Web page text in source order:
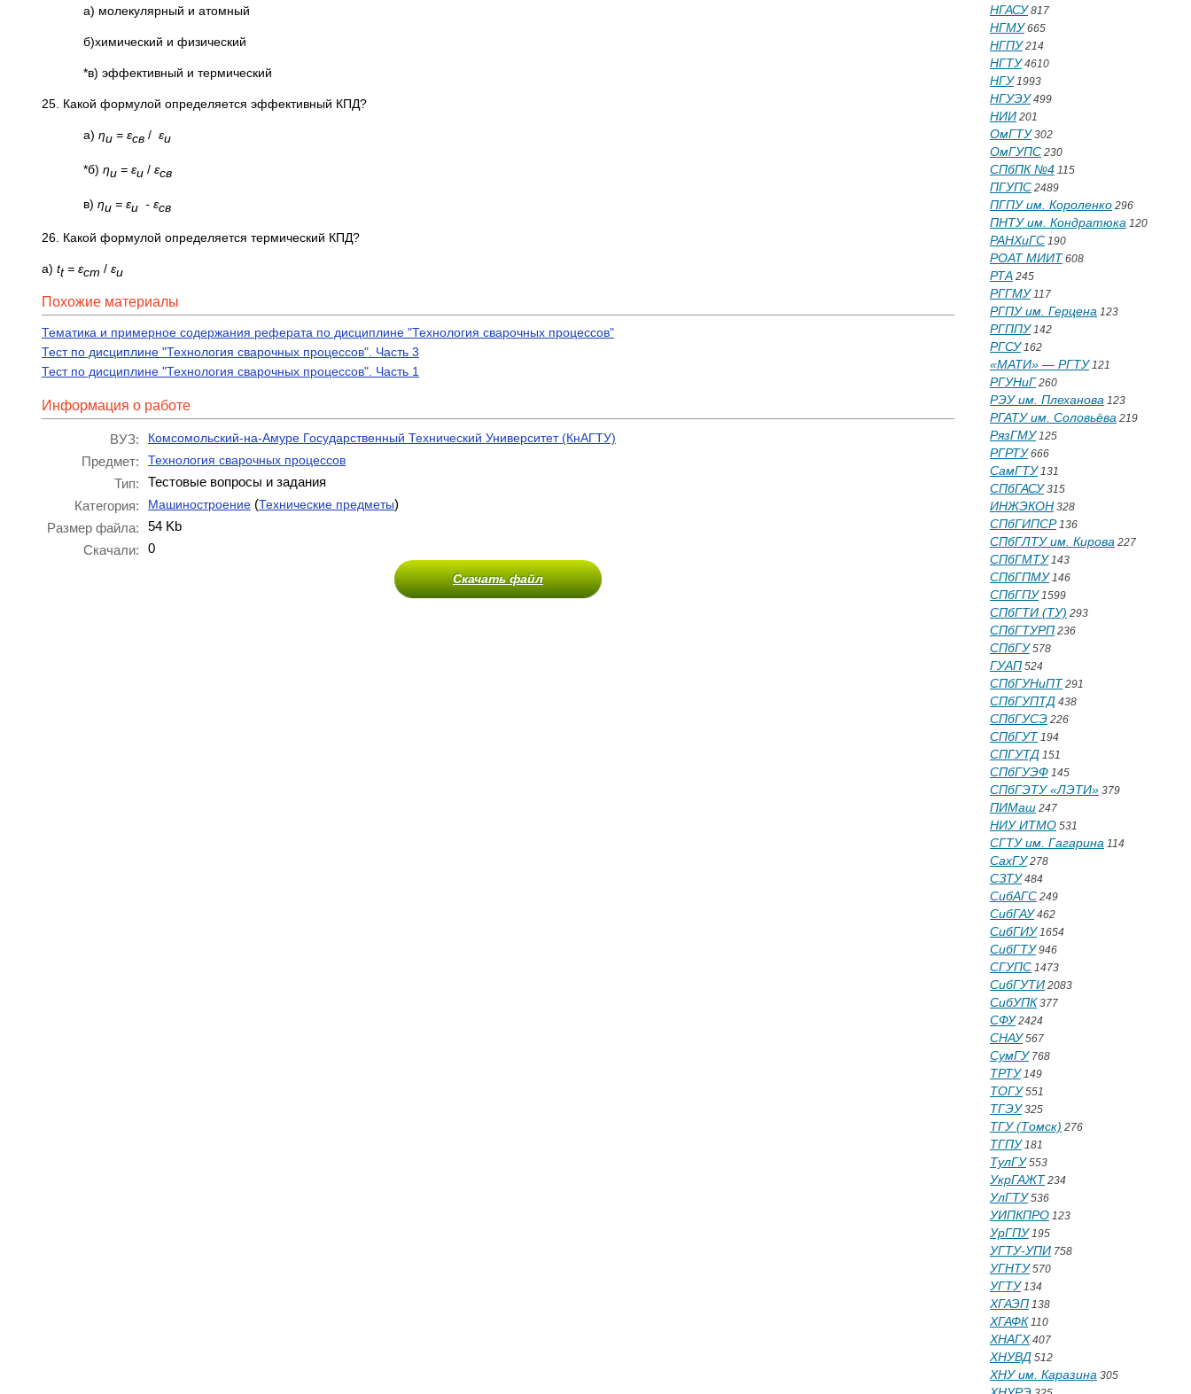
а) молекулярный и атомный
б)химический и физический
*в) эффективный и термический
25. Какой формулой определяется эффективный КПД?
а)ηи = εсв/ εи
*б)ηи = εи/εсв
в)ηи = εи- εсв
26. Какой формулой определяется термический КПД?
а) tt = εст / εи
Похожие материалы
Тематика и примерное содержания реферата по дисциплине "Технология сварочных процессов"
Тест по дисциплине "Технология сварочных процессов". Часть 3
Тест по дисциплине "Технология сварочных процессов". Часть 1
Информация о работе
ВУЗ: Комсомольский-на-Амуре Государственный Технический Университет (КнАГТУ)
Предмет: Технология сварочных процессов
Тип:
Тестовые вопросы и задания
Категория:
Машиностроение (Технические предметы)
Размер файла:
54 Kb
Скачали:
0
Скачать файл
НГАСУ817
НГМУ665
НГПУ214
НГТУ4610
НГУ1993
НГУЭУ499
НИИ 201
ОмГТУ302
ОмГУПС 230
СПбПК №4 115
ПГУПС 2489
ПГПУ им. Короленко 296
ПНТУ им. Кондратюка 120
РАНХиГС 190
РОАТ МИИТ 608
РТА 245
РГГМУ117
РГПУ им. Герцена 123
РГППУ142
РГСУ162
«МАТИ» — РГТУ121
РГУНиГ 260
РЭУ им. Плеханова 123
РГАТУ им. Соловьёва 219
РязГМУ125
РГРТУ666
СамГТУ131
СПбГАСУ315
ИНЖЭКОН 328
СПбГИПСР136
СПбГЛТУ им. Кирова 227
СПбГМТУ143
СПбГПМУ146
СПбГПУ1599
СПбГТИ (ТУ) 293
СПбГТУРП 236
СПбГУ578
ГУАП 524
СПбГУНиПТ 291
СПбГУПТД 438
СПбГУСЭ 226
СПбГУТ 194
СПГУТД 151
СПбГУЭФ 145
СПбГЭТУ «ЛЭТИ» 379
ПИМаш 247
НИУ ИТМО 531
СГТУ им. Гагарина 114
СахГУ278
СЗТУ484
СибАГС 249
СибГАУ462
СибГИУ1654
СибГТУ946
СГУПС 1473
СибГУТИ 2083
СибУПК 377
СФУ2424
СНАУ567
СумГУ768
ТРТУ149
ТОГУ551
ТГЭУ325
ТГУ (Томск) 276
ТГПУ181
ТулГУ553
УкрГАЖТ 234
УлГТУ536
УИПКПРО 123
УрГПУ195
УГТУ-УПИ 758
УГНТУ570
УГТУ134
ХГАЭП 138
ХГАФК 110
ХНАГХ 407
ХНУВД 512
ХНУ им. Каразина 305